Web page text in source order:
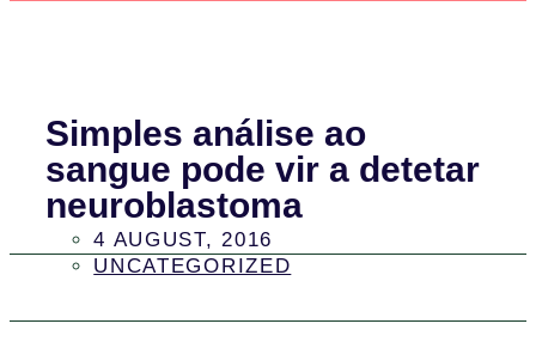
Simples análise ao
sangue pode vir a detetar
neuroblastoma
4 AUGUST, 2016
UNCATEGORIZED